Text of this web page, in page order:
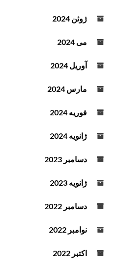
ژوئن 2024
می 2024
آوریل 2024
مارس 2024
فوریه 2024
ژانویه 2024
دسامبر 2023
ژانویه 2023
دسامبر 2022
نوامبر 2022
اکتبر 2022